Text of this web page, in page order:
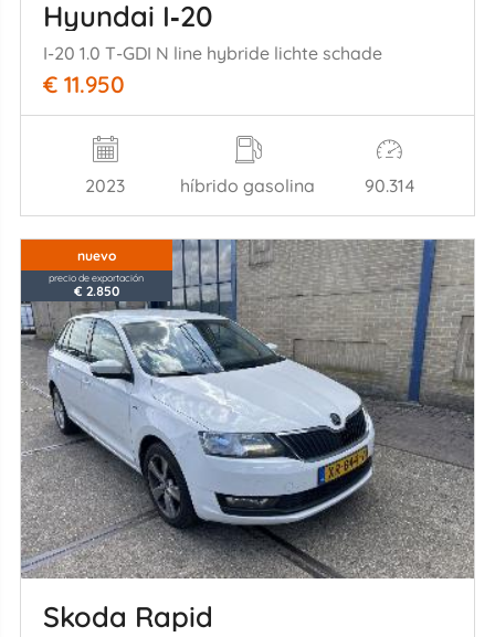
Hyundai I‑20
I-20 1.0 T-GDI N line hybride lichte schade
€ 11.950
2023 híbrido gasolina 90.314
nuevo
precio de exportación
€ 2.850
Skoda Rapid